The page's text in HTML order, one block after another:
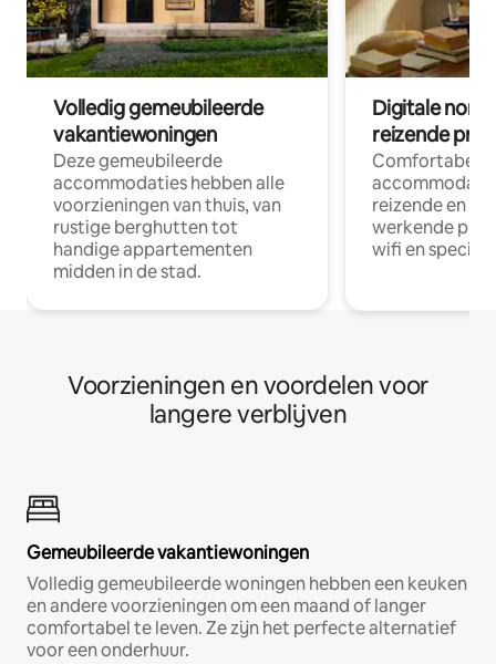
Volledig gemeubileerde
vakantiewoningen
Deze gemeubileerde
accommodaties hebben alle
voorzieningen van thuis, van
rustige berghutten tot
handige appartementen
midden in de stad.
Digitale
reizende
Comfortabele
reizende en
werkende
wifi en
Voorzieningen en voordelen voor
langere verblijven
Gemeubileerde vakantiewoningen
Volledig gemeubileerde woningen hebben een keuken
en andere voorzieningen om een maand of langer
comfortabel te leven. Ze zijn het perfecte alternatief
voor een onderhuur.